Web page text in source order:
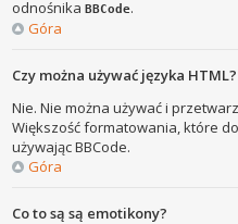
odnośnikaBBCode.
Góra
Czy można używać języka HTML?
Nie. Nie można używać i
Większość formatowania, które
używając BBCode.
Góra
Co to są są emotikony?